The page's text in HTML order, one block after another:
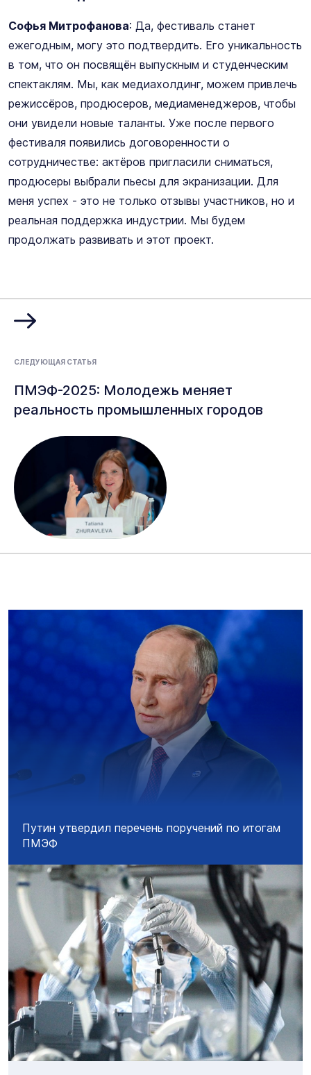
Софья Митрофанова: Да, фестиваль станет
ежегодным, могу это подтвердить. Его уникальность
в том, что он посвящён выпускным и студенческим
спектаклям. Мы, как медиахолдинг, можем привлечь
режиссёров, продюсеров, медиаменеджеров, чтобы
они увидели новые таланты. Уже после первого
фестиваля появились договоренности о
сотрудничестве: актёров пригласили сниматься,
продюсеры выбрали пьесы для экранизации. Для
меня успех - это не только отзывы участников, но и
реальная поддержка индустрии. Мы будем
продолжать развивать и этот проект.
СЛЕДУЮЩАЯ СТАТЬЯ
ПМЭФ-2025: Молодежь меняет
реальность промышленных городов
Путин утвердил перечень поручений по итогам
ПМЭФ